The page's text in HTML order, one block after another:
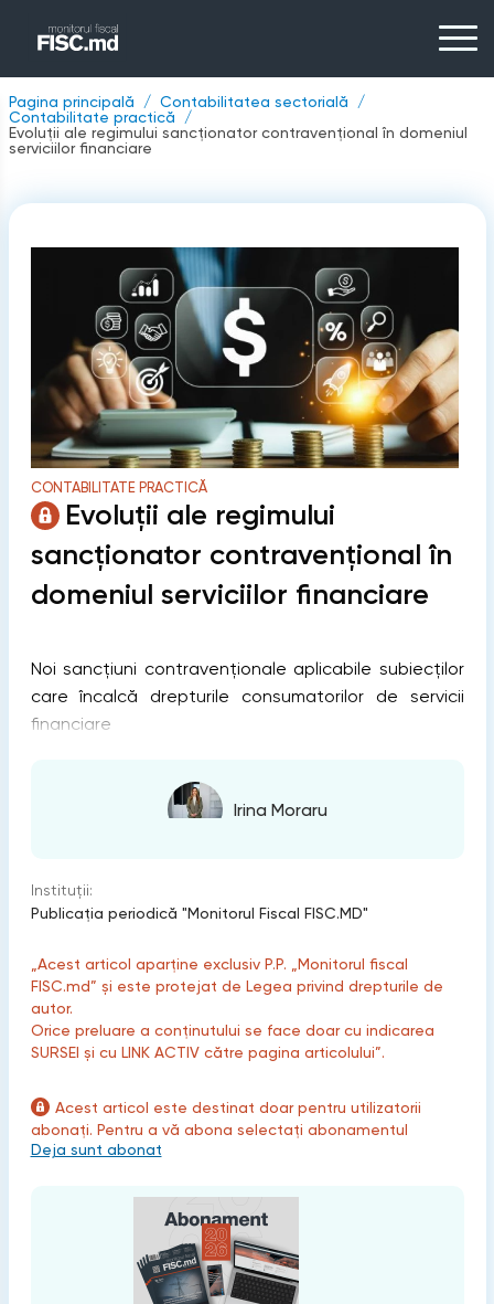
Pagina principală
Contabilitatea sectorială
Contabilitate practică
Evoluții ale regimului sancționator contravențional în domeniul
serviciilor financiare
CONTABILITATE PRACTICĂ
Evoluții ale regimului
sancționator contravențional în
domeniul serviciilor financiare
Noi sancțiuni contravenționale aplicabile subiecților
care încalcă drepturile consumatorilor de servicii
financiare
Irina Moraru
Instituții:
Publicaţia periodică "Monitorul Fiscal FISC.MD"
„Acest articol aparține exclusiv P.P. „Monitorul fiscal
FISC.md” și este protejat de Legea privind drepturile de
autor.
Orice preluare a conținutului se face doar cu indicarea
SURSEI și cu LINK ACTIV către pagina articolului”.
Acest articol este destinat doar pentru utilizatorii
abonați. Pentru a vă abona selectați abonamentul
Deja sunt abonat